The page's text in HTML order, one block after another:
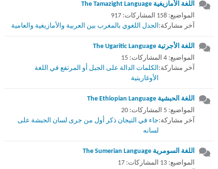
اللغة الأمازيغية The Tamazight Language
المواضيع: 158 المشاركات: 917
آخر مشاركة:الجدل اللغوي بالمغرب بين العربية والأمازيغية والعامية
اللغة الأجرتية The Ugaritic Language
المواضيع: 4 المشاركات: 15
آخر مشاركة:الكلمات الدالة على الجبل أو المرتفع في اللغة
الأوغاريتية
اللغة الحبشية The Ethiopian Language
المواضيع: 5 المشاركات: 20
آخر مشاركة:جاء في التيجان ذكر أول من جرى لسان الحبشة على
لسانه
اللغة السومرية The Sumerian Language
المواضيع: 13 المشاركات: 17